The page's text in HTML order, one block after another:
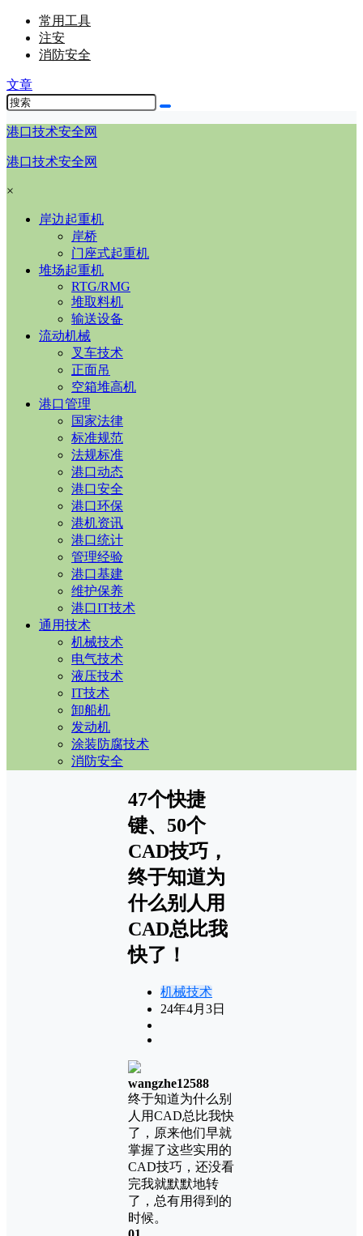
常用工具
注安
消防安全
文章
港口技术安全网
港口技术安全网
×
岸边起重机
岸桥
门座式起重机
堆场起重机
RTG/RMG
堆取料机
输送设备
流动机械
叉车技术
正面吊
空箱堆高机
港口管理
国家法律
标准规范
法规标准
港口动态
港口安全
港口环保
港机资讯
港口统计
管理经验
港口基建
维护保养
港口IT技术
通用技术
机械技术
电气技术
液压技术
IT技术
卸船机
发动机
涂装防腐技术
消防安全
47个快捷
键、50个
CAD技巧，
终于知道为
什么别人用
CAD总比我
快了！
机械技术
24年4月3日
wangzhe12588
终于知道为什么别
人用CAD总比我快
了，原来他们早就
掌握了这些实用的
CAD技巧，还没看
完我就默默地转
了，总有用得到的
时候。